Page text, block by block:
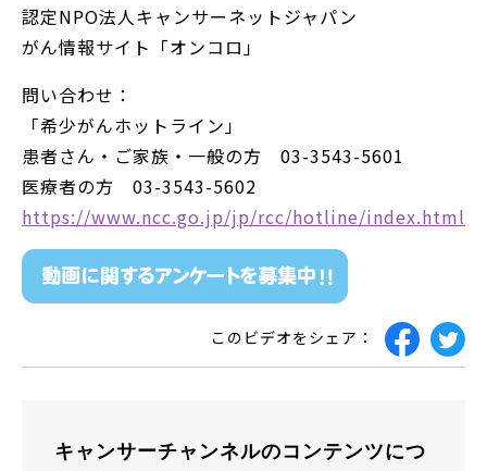
認定NPO法人キャンサーネットジャパン
がん情報サイト「オンコロ」
問い合わせ：
「希少がんホットライン」
患者さん・ご家族・一般の方 03-3543-5601
医療者の方 03-3543-5602
https://www.ncc.go.jp/jp/rcc/hotline/index.html
このビデオをシェア：
キャンサーチャンネルのコンテンツにつ